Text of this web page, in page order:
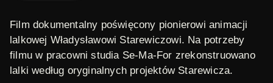
Film dokumentalny poświęcony pionierowi animacji
lalkowej Władysławowi Starewiczowi. Na potrzeby
filmu w pracowni studia Se-Ma-For zrekonstruowano
lalki według oryginalnych projektów Starewicza.